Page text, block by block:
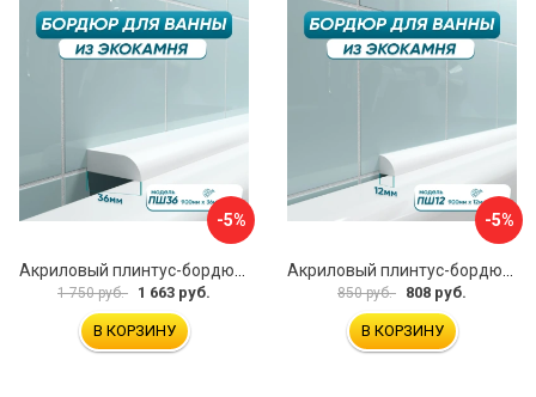
-5%
Акриловый плинтус-бордюр для ванной BNV ПШ36 4603312129016
1 750 руб. 1 663 руб.
В КОРЗИНУ
-5%
Акриловый плинтус-бордюр для ванной BNV ПШ12 4603320007931
850 руб. 808 руб.
В КОРЗИНУ